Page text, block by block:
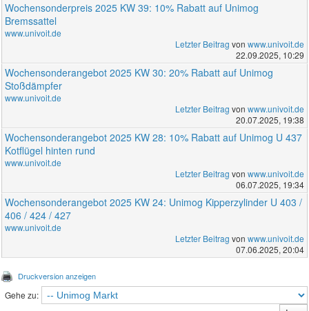
Wochensonderpreis 2025 KW 39: 10% Rabatt auf Unimog
Bremssattel
www.univoit.de
Letzter Beitrag von www.univoit.de
22.09.2025, 10:29
Wochensonderangebot 2025 KW 30: 20% Rabatt auf Unimog
Stoßdämpfer
www.univoit.de
Letzter Beitrag von www.univoit.de
20.07.2025, 19:38
Wochensonderangebot 2025 KW 28: 10% Rabatt auf Unimog U 437
Kotflügel hinten rund
www.univoit.de
Letzter Beitrag von www.univoit.de
06.07.2025, 19:34
Wochensonderangebot 2025 KW 24: Unimog Kipperzylinder U 403 /
406 / 424 / 427
www.univoit.de
Letzter Beitrag von www.univoit.de
07.06.2025, 20:04
Druckversion anzeigen
Gehe zu: